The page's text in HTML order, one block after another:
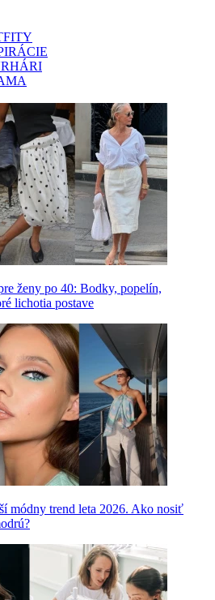
ženy po 40: Bodky, popelín,
lichotia postave
módny trend leta 2026. Ako nosiť